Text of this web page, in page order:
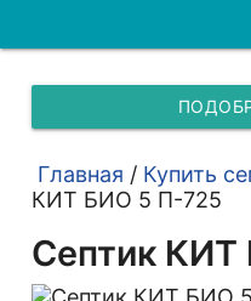
Главная / Купить
КИТ БИО 5 П-725
Септик